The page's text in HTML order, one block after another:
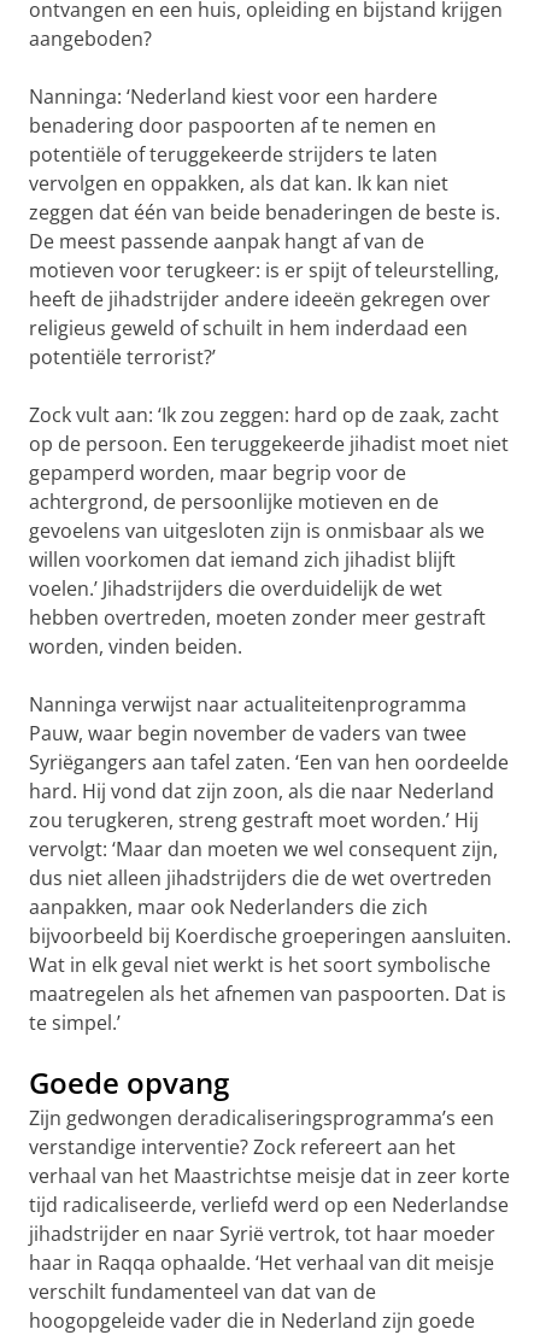
ontvangen en een huis, opleiding en bijstand krijgen
aangeboden?
Nanninga: ‘Nederland kiest voor een hardere
benadering door paspoorten af te nemen en
potentiële of teruggekeerde strijders te laten
vervolgen en oppakken, als dat kan. Ik kan niet
zeggen dat één van beide benaderingen de beste is.
De meest passende aanpak hangt af van de
motieven voor terugkeer: is er spijt of teleurstelling,
heeft de jihadstrijder andere ideeën gekregen over
religieus geweld of schuilt in hem inderdaad een
potentiële terrorist?’
Zock vult aan: ‘Ik zou zeggen: hard op de zaak, zacht
op de persoon. Een teruggekeerde jihadist moet niet
gepamperd worden, maar begrip voor de
achtergrond, de persoonlijke motieven en de
gevoelens van uitgesloten zijn is onmisbaar als we
willen voorkomen dat iemand zich jihadist blijft
voelen.’ Jihadstrijders die overduidelijk de wet
hebben overtreden, moeten zonder meer gestraft
worden, vinden beiden.
Nanninga verwijst naar actualiteitenprogramma
Pauw, waar begin november de vaders van twee
Syriëgangers aan tafel zaten. ‘Een van hen oordeelde
hard. Hij vond dat zijn zoon, als die naar Nederland
zou terugkeren, streng gestraft moet worden.’ Hij
vervolgt: ‘Maar dan moeten we wel consequent zijn,
dus niet alleen jihadstrijders die de wet overtreden
aanpakken, maar ook Nederlanders die zich
bijvoorbeeld bij Koerdische groeperingen aansluiten.
Wat in elk geval niet werkt is het soort symbolische
maatregelen als het afnemen van paspoorten. Dat is
te simpel.’
Goede opvang
Zijn gedwongen deradicaliseringsprogramma’s een
verstandige interventie? Zock refereert aan het
verhaal van het Maastrichtse meisje dat in zeer korte
tijd radicaliseerde, verliefd werd op een Nederlandse
jihadstrijder en naar Syrië vertrok, tot haar moeder
haar in Raqqa ophaalde. ‘Het verhaal van dit meisje
verschilt fundamenteel van dat van de
hoogopgeleide vader die in Nederland zijn goede